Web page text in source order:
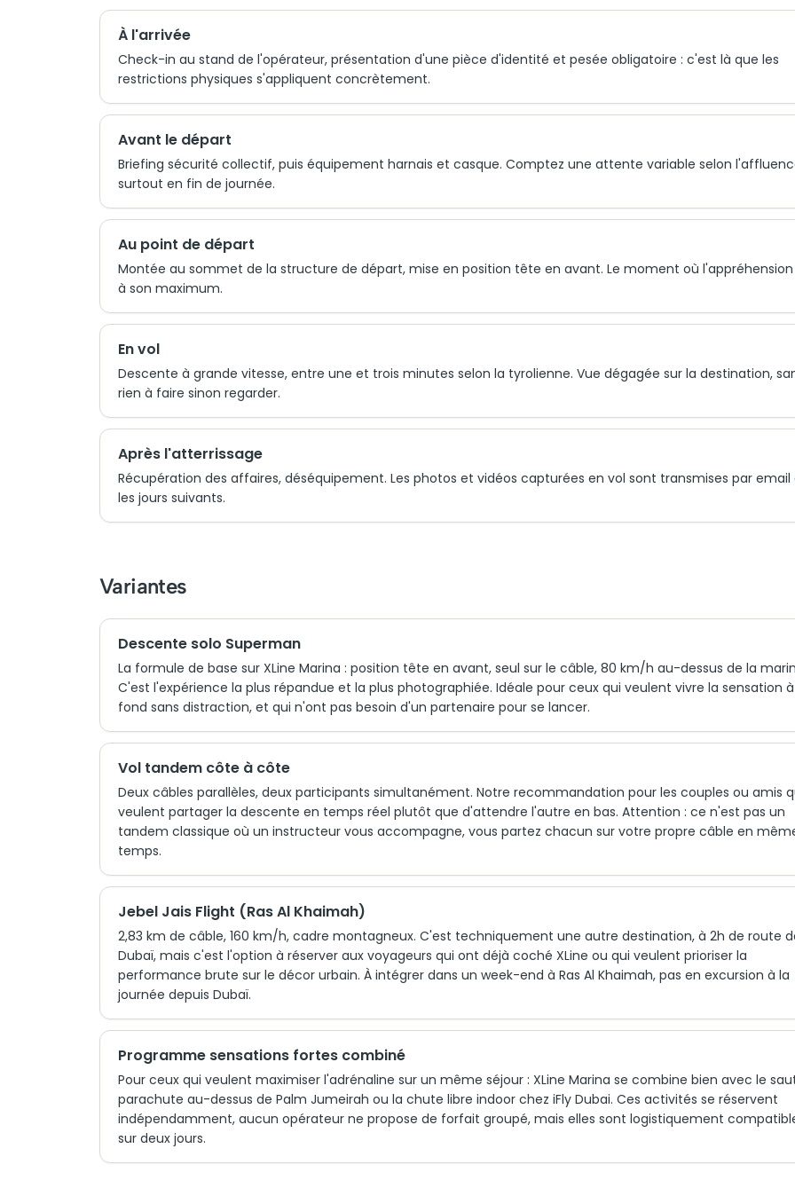
À l'arrivée
Check-in au stand de l'opérateur, présentation d'une pièce d'identité et pesée obligatoire : c'est là que les
restrictions physiques s'appliquent concrètement.
Avant le départ
Briefing sécurité collectif, puis équipement harnais et casque. Comptez une attente variable selon
surtout en fin de journée.
Au point de départ
Montée au sommet de la structure de départ, mise en position tête en avant. Le moment où
à son maximum.
En vol
Descente à grande vitesse, entre une et trois minutes selon la tyrolienne. Vue dégagée sur la destination,
rien à faire sinon regarder.
Après l'atterrissage
Récupération des affaires, déséquipement. Les photos et vidéos capturées en vol sont transmises par email
les jours suivants.
Variantes
Descente solo Superman
La formule de base sur XLine Marina : position tête en avant, seul sur le câble, 80 km/h au-dessus de la
C'est l'expérience la plus répandue et la plus photographiée. Idéale pour ceux qui veulent vivre la sensation à
fond sans distraction, et qui n'ont pas besoin d'un partenaire pour se lancer.
Vol tandem côte à côte
Deux câbles parallèles, deux participants simultanément. Notre recommandation pour les couples ou amis
veulent partager la descente en temps réel plutôt que d'attendre l'autre en bas. Attention : ce n'est pas un
tandem classique où un instructeur vous accompagne, vous partez chacun sur votre propre câble en
temps.
Jebel Jais Flight (Ras Al Khaimah)
2,83 km de câble, 160 km/h, cadre montagneux. C'est techniquement une autre destination, à 2h de route
Dubaï, mais c'est l'option à réserver aux voyageurs qui ont déjà coché XLine ou qui veulent prioriser la
performance brute sur le décor urbain. À intégrer dans un week-end à Ras Al Khaimah, pas en excursion à la
journée depuis Dubaï.
Programme sensations fortes combiné
Pour ceux qui veulent maximiser l'adrénaline sur un même séjour : XLine Marina se combine bien avec le
parachute au-dessus de Palm Jumeirah ou la chute libre indoor chez iFly Dubai. Ces activités se réservent
indépendamment, aucun opérateur ne propose de forfait groupé, mais elles sont logistiquement
sur deux jours.